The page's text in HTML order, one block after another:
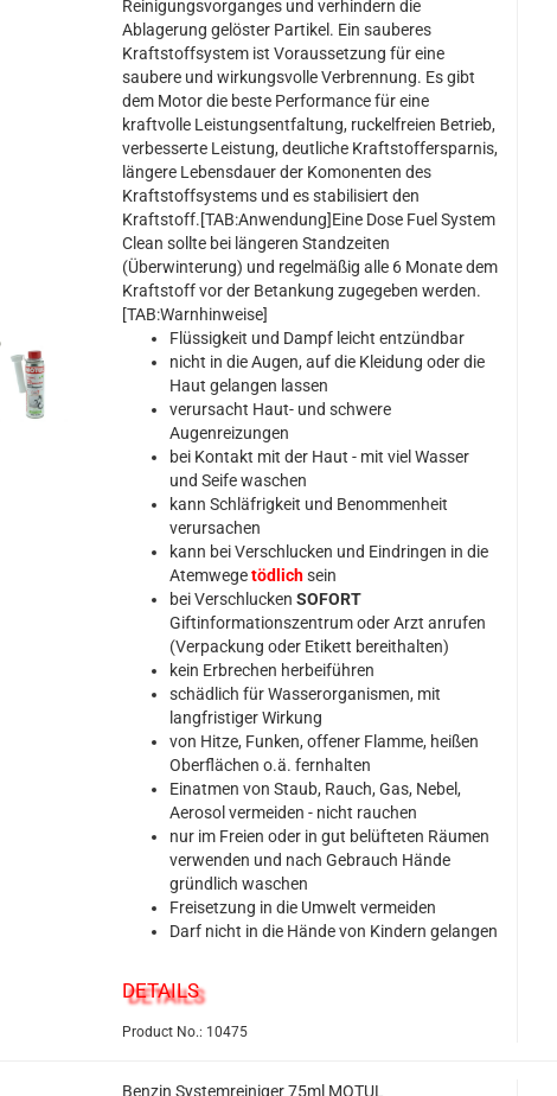
Reinigungsvorganges und verhindern die
Ablagerung gelöster Partikel. Ein sauberes
Kraftstoffsystem ist Voraussetzung für eine
saubere und wirkungsvolle Verbrennung. Es gibt
dem Motor die beste Performance für eine
kraftvolle Leistungsentfaltung, ruckelfreien Betrieb,
verbesserte Leistung, deutliche Kraftstoffersparnis,
längere Lebensdauer der Komonenten des
Kraftstoffsystems und es stabilisiert den
Kraftstoff.[TAB:Anwendung]Eine Dose Fuel System
Clean sollte bei längeren Standzeiten
(Überwinterung) und regelmäßig alle 6 Monate dem
Kraftstoff vor der Betankung zugegeben werden.
[TAB:Warnhinweise]
Flüssigkeit und Dampf leicht entzündbar
nicht in die Augen, auf die Kleidung oder die
Haut gelangen lassen
verursacht Haut- und schwere
Augenreizungen
bei Kontakt mit der Haut - mit viel Wasser
und Seife waschen
kann Schläfrigkeit und Benommenheit
verursachen
kann bei Verschlucken und Eindringen in die
Atemwegetödlichsein
bei Verschlucken SOFORT
Giftinformationszentrum oder Arzt anrufen
(Verpackung oder Etikett bereithalten)
kein Erbrechen herbeiführen
schädlich für Wasserorganismen, mit
langfristiger Wirkung
von Hitze, Funken, offener Flamme, heißen
Oberflächen o.ä. fernhalten
Einatmen von Staub, Rauch, Gas, Nebel,
Aerosol vermeiden - nicht rauchen
nur im Freien oder in gut belüfteten Räumen
verwenden und nach Gebrauch Hände
gründlich waschen
Freisetzung in die Umwelt vermeiden
Darf nicht in die Hände von Kindern gelangen
DETAILS
Product No.: 10475
Benzin Systemreiniger 75ml MOTUL